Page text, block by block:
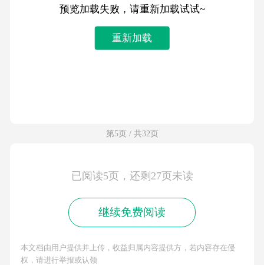
预览加载失败，请重新加载试试~
重新加载
第5页 / 共32页
已阅读5页，还剩27页未读
继续免费阅读
本文档由用户提供并上传，收益归属内容提供方，若内容存在侵
权，请进行举报或认领